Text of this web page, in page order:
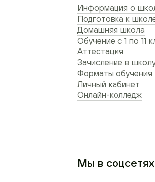
Информация о
Подготовка к
Домашняя школа
Обучение с 1 по 11
Аттестация
Зачисление в школу
Форматы обучения
Личный кабинет
Онлайн-колледж
Мы в соцсетях